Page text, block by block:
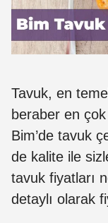
Tavuk, en
beraber en
Bim’de tavuk
de kalite ile
tavuk fiyatları
detaylı olarak